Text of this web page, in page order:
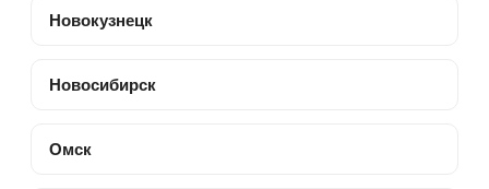
Новокузнецк
Новосибирск
Омск